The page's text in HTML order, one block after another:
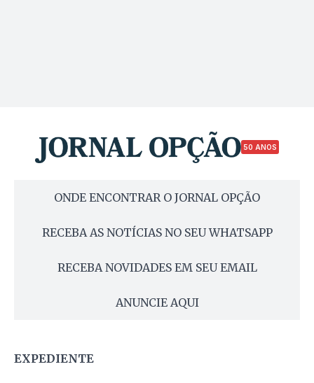
50 ANOS
ONDE ENCONTRAR O JORNAL OPÇÃO
RECEBA AS NOTÍCIAS NO SEU WHATSAPP
RECEBA NOVIDADES EM SEU EMAIL
ANUNCIE AQUI
EXPEDIENTE